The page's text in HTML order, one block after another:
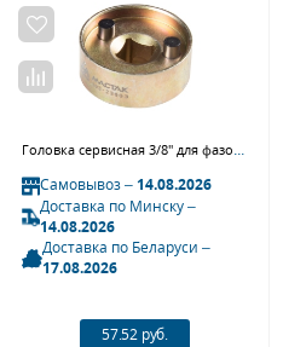
Головка сервисная 3/8" для фазорегулятора VAG T10352/1 МАСТАК 103-23003
Самовывоз –14.08.2026
Доставка по Минску –
14.08.2026
Доставка по Беларуси –
17.08.2026
57.52 руб.